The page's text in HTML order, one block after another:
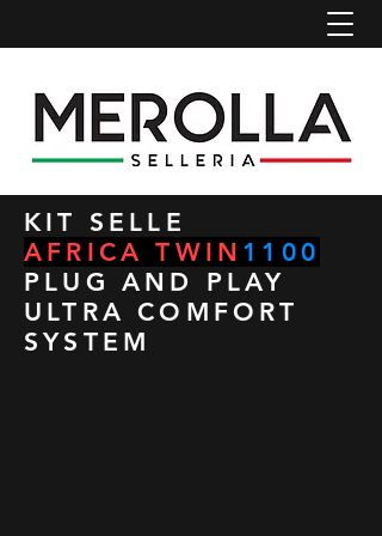
KIT SELLE
AFRICA TWIN 1100
PLUG AND PLAY
ULTRA COMFORT
SYSTEM